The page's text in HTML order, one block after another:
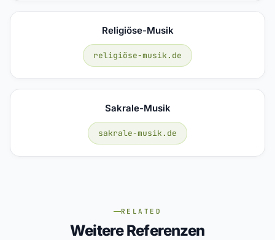
Religiöse-Musik
religiöse-musik.de
Sakrale-Musik
sakrale-musik.de
RELATED
Weitere Referenzen